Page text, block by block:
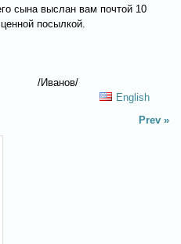
сына выслан вам почтой 10
посылкой.
/Иванов/
English
Prev